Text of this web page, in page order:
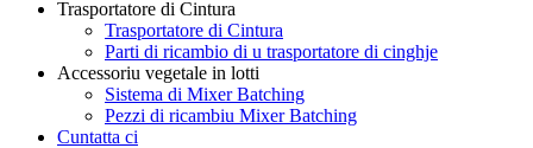
Trasportatore di Cintura
Trasportatore di Cintura
Parti di ricambio di u trasportatore di cinghje
Accessoriu vegetale in lotti
Sistema di Mixer Batching
Pezzi di ricambiu Mixer Batching
Cuntatta ci